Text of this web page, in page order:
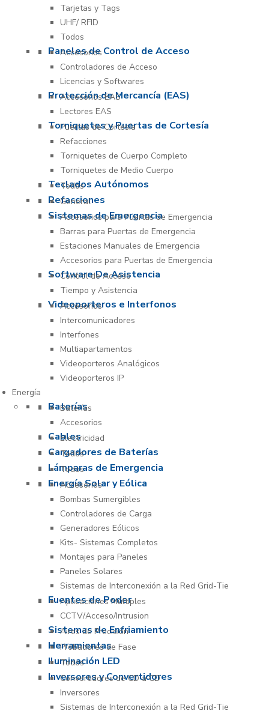
Tarjetas y Tags
UHF/ RFID
Todos
Paneles de Control de Acceso
Accesorios
Controladores de Acceso
Licencias y Softwares
Protección de Mercancía (EAS)
Accesorios EAS
Lectores EAS
Torniquetes y Puertas de Cortesía
Puertas de Cortesía
Refacciones
Torniquetes de Cuerpo Completo
Torniquetes de Medio Cuerpo
Teclados Autónomos
Todos
Refacciones
General
Sistemas de Emergencia
Accesorios para Puertas de Emergencia
Barras para Puertas de Emergencia
Estaciones Manuales de Emergencia
Accesorios para Puertas de Emergencia
Software De Asistencia
Control de Acceso
Tiempo y Asistencia
Videoporteros e Interfonos
Accesorios
Intercomunicadores
Interfones
Multiapartamentos
Videoporteros Analógicos
Videoporteros IP
Energía
Baterías
Baterías
Accesorios
Cables
Electricidad
Cargadores de Baterías
Todos
Lámparas de Emergencia
Todos
Energía Solar y Eólica
Accesorios
Bombas Sumergibles
Controladores de Carga
Generadores Eólicos
Kits- Sistemas Completos
Montajes para Paneles
Paneles Solares
Sistemas de Interconexión a la Red Grid-Tie
Fuentes de Poder
Aplicaciones Múltiples
CCTV/Acceso/Intrusion
Sistemas de Enfriamiento
Aires de Precisión
Herramientas
Probadores de Fase
Iluminación LED
Todos
Inversores y Convertidores
Convertidores de CD a CD
Inversores
Sistemas de Interconexión a la Red Grid-Tie